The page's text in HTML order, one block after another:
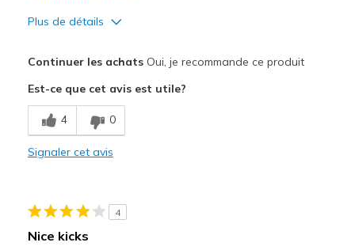
Plus de détails
Breathe Well
Comfortable
Continuer les achatsOui, je recommande ce produit
Est-ce que cet avis est utile?
4 0
Signaler cet avis
4
Nice kicks